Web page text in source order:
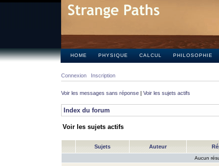
HOME PHYSIQUE CALCUL PHILOSOPHIE
Connexion Inscription
Voir les messages sans réponse | Voir les sujets actifs
Index du forum
Voir les sujets actifs
Sujets Auteur
Aucun